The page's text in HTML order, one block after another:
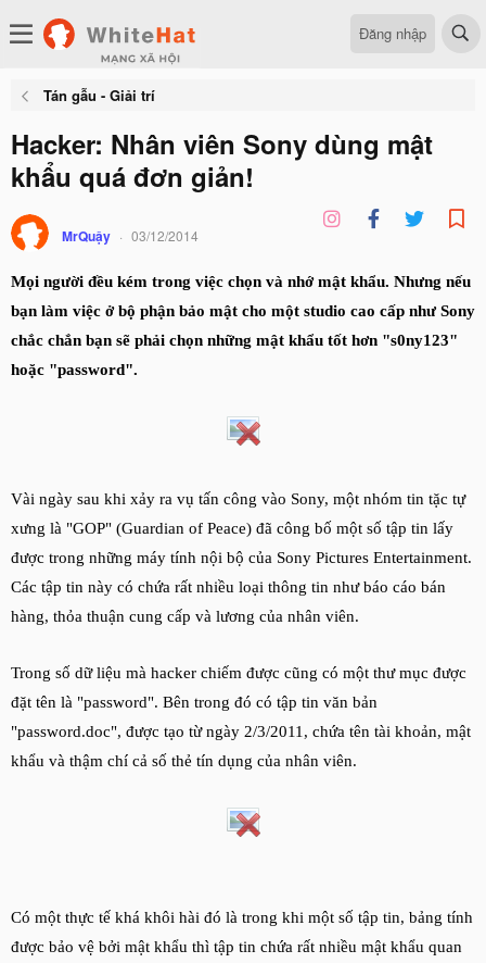
Đăng nhập
Tán gẫu - Giải trí
Hacker: Nhân viên Sony dùng mật
khẩu quá đơn giản!
MrQuậy 03/12/2014
Mọi người đều kém trong việc chọn và nhớ mật khẩu. Nhưng nếu
bạn làm việc ở bộ phận bảo mật cho một studio cao cấp như Sony
chắc chắn bạn sẽ phải chọn những mật khẩu tốt hơn "s0ny123"
hoặc "password".
Vài ngày sau khi xảy ra vụ tấn công vào Sony, một nhóm tin tặc tự
xưng là "GOP" (Guardian of Peace) đã công bố một số tập tin lấy
được trong những máy tính nội bộ của Sony Pictures Entertainment.
Các tập tin này có chứa rất nhiều loại thông tin như báo cáo bán
hàng, thỏa thuận cung cấp và lương của nhân viên.
Trong số dữ liệu mà hacker chiếm được cũng có một thư mục được
đặt tên là "password". Bên trong đó có tập tin văn bản
"password.doc", được tạo từ ngày 2/3/2011, chứa tên tài khoản, mật
khẩu và thậm chí cả số thẻ tín dụng của nhân viên.
Có một thực tế khá khôi hài đó là trong khi một số tập tin, bảng tính
được bảo vệ bởi mật khẩu thì tập tin chứa rất nhiều mật khẩu quan